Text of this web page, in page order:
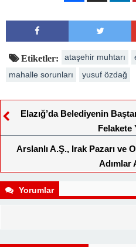
Etiketler: ataşehir muhtarı
mahalle sorunları
yusuf özdağ
Elazığ’da Belediyenin
Felakete
Arslanlı A.Ş., Irak Pazarı ve
Adımlar
Yorumlar